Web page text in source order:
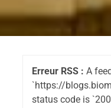
Erreur RSS : A
`https://
status code is